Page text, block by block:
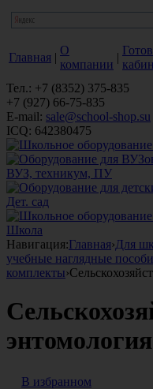
Главная |
О
компании
|
Тел.: +7 (8352) 375-835
+7 (927) 66-75-835
E-mail: sale@school-shop.su
ICQ: 642380475
ВУЗ, техникум, ПУ
Дет. сад
Школа
Навигация:Главная›Для
учебные наглядные
комплекты›
энтомология
В избранном